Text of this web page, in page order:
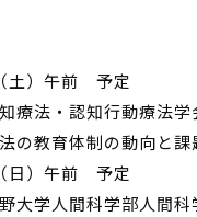
土）午前 予定
療法・認知行動療法学
の教育体制の動向と課
日）午前 予定
大学人間科学部人間